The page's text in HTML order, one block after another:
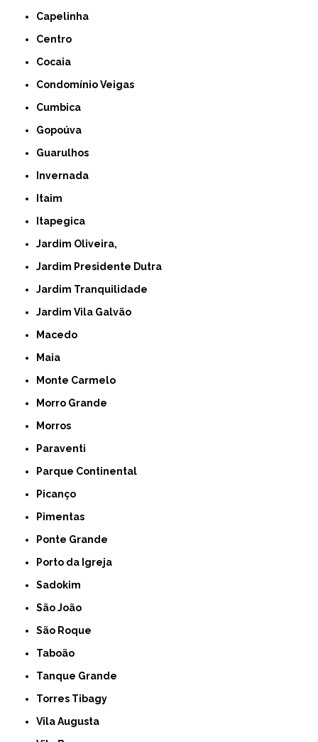
Capelinha
Centro
Cocaia
Condomínio Veigas
Cumbica
Gopoúva
Guarulhos
Invernada
Itaim
Itapegica
Jardim Oliveira,
Jardim Presidente Dutra
Jardim Tranquilidade
Jardim Vila Galvão
Macedo
Maia
Monte Carmelo
Morro Grande
Morros
Paraventi
Parque Continental
Picanço
Pimentas
Ponte Grande
Porto da Igreja
Sadokim
São João
São Roque
Taboão
Tanque Grande
Torres Tibagy
Vila Augusta